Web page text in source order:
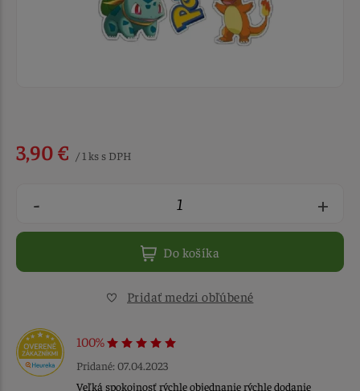
3,90 € / 1 ks s DPH
- +
Do košíka
Pridať medzi obľúbené
100%
Pridané: 07.04.2023
Veľká spokojnosť rýchle objednanie rýchle dodanie